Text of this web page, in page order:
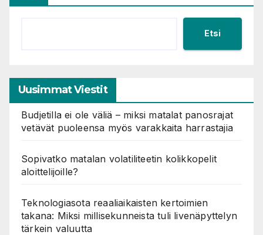
Etsi
Uusimmat Viestit
Budjetilla ei ole väliä – miksi matalat panosrajat
vetävät puoleensa myös varakkaita harrastajia
Sopivatko matalan volatiliteetin kolikkopelit
aloittelijoille?
Teknologiasota reaaliaikaisten kertoimien
takana: Miksi millisekunneista tuli livenäpyttelyn
tärkein valuutta